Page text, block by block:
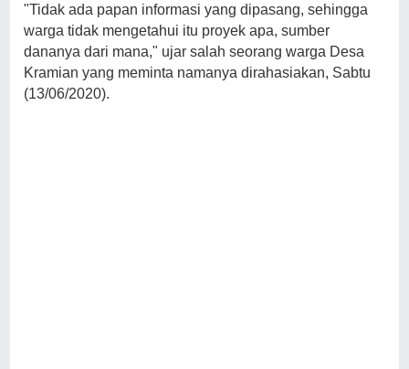
"Tidak ada papan informasi yang dipasang, sehingga
warga tidak mengetahui itu proyek apa, sumber
dananya dari mana," ujar salah seorang warga Desa
Kramian yang meminta namanya dirahasiakan, Sabtu
(13/06/2020).